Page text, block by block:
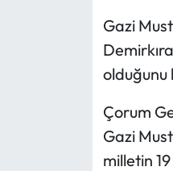
Gazi
olduğunu
Çorum
Gazi
milletin
Otomotiv
Resmi Reklam